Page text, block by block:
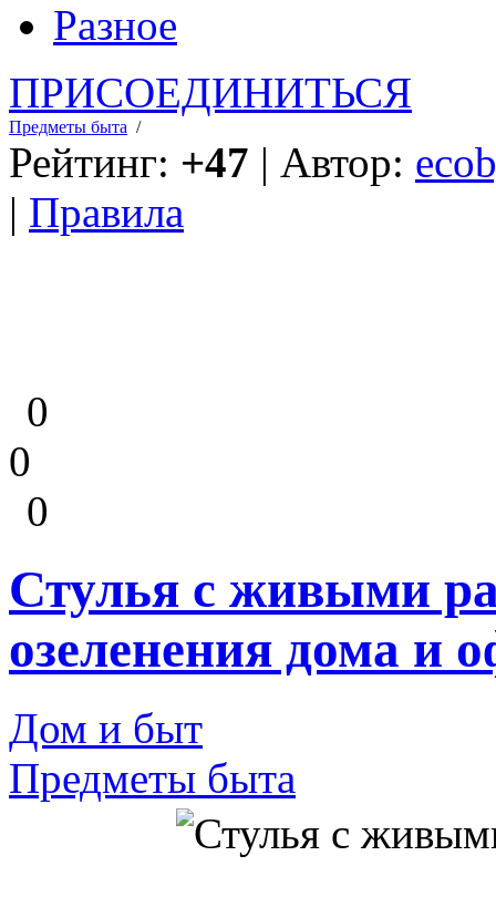
Разное
ПРИСОЕДИНИТЬСЯ
Предметы быта /
Рейтинг: +47 | Автор:
| Правила
0
0
0
Стулья с живыми
озеленения дома и
Дом и быт
Предметы быта